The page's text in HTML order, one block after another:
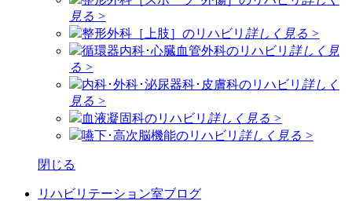
見る >
整形外科［上肢］のリハビリ 詳しく見る >
循環器内科･心臓血管外科のリハビリ 詳しく見
る >
内科･外科･泌尿器科･皮膚科のリハビリ 詳しく
見る >
血液凝固科のリハビリ 詳しく見る >
嚥下･高次脳機能のリハビリ 詳しく見る >
閉じる
リハビリテーション室ブログ